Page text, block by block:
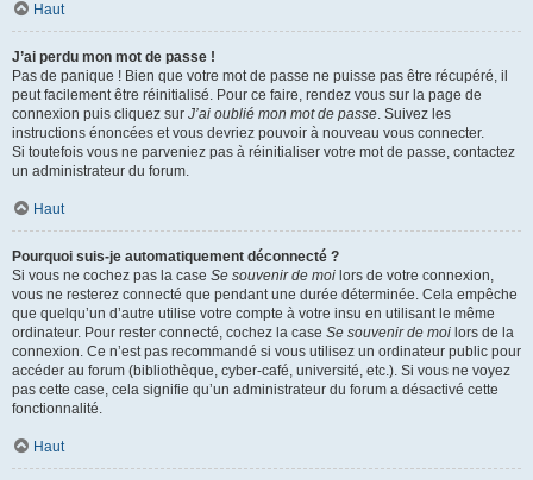
Haut
J’ai perdu mon mot de passe !
Pas de panique ! Bien que votre mot de passe ne puisse pas être récupéré, il
peut facilement être réinitialisé. Pour ce faire, rendez vous sur la page de
connexion puis cliquez sur J’ai oublié mon mot de passe. Suivez les
instructions énoncées et vous devriez pouvoir à nouveau vous connecter.
Si toutefois vous ne parveniez pas à réinitialiser votre mot de passe, contactez
un administrateur du forum.
Haut
Pourquoi suis-je automatiquement déconnecté ?
Si vous ne cochez pas la case Se souvenir de moi lors de votre connexion,
vous ne resterez connecté que pendant une durée déterminée. Cela empêche
que quelqu’un d’autre utilise votre compte à votre insu en utilisant le même
ordinateur. Pour rester connecté, cochez la case Se souvenir de moi lors de la
connexion. Ce n’est pas recommandé si vous utilisez un ordinateur public pour
accéder au forum (bibliothèque, cyber-café, université, etc.). Si vous ne voyez
pas cette case, cela signifie qu’un administrateur du forum a désactivé cette
fonctionnalité.
Haut